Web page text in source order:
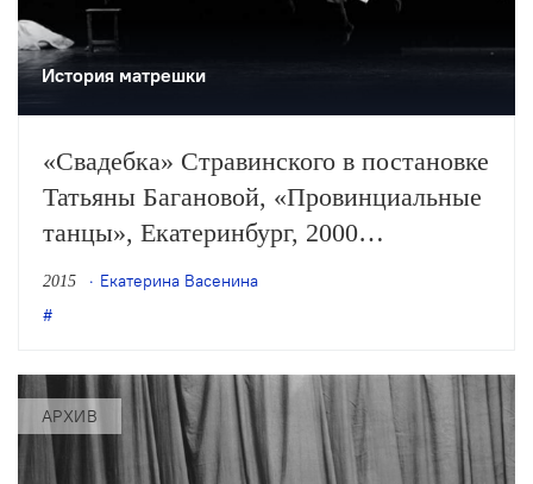
История матрешки
«Свадебка» Стравинского в постановке
Татьяны Багановой, «Провинциальные
танцы», Екатеринбург, 2000
Российский современный танец
пытался найти свою идентичность
авангарда, но в итоге предпочел путь
технического совершенствования
и следования евростандартам.
2015 Екатерина Васенина
АРХИВ